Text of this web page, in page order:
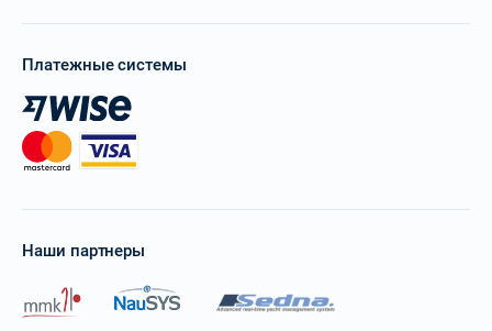
Платежные системы
Наши партнеры